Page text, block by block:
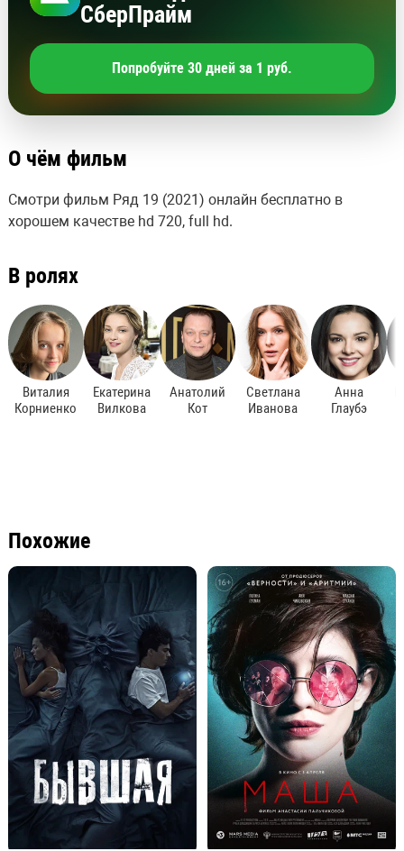
СберПрайм
Попробуйте 30 дней за 1 руб.
О чём фильм
Смотри фильм Ряд 19 (2021) онлайн бесплатно в
хорошем качестве hd 720, full hd.
В ролях
Виталия
Корниенко
Екатерина
Вилкова
Анатолий
Кот
Светлана
Иванова
Анна
Глаубэ
Похожие